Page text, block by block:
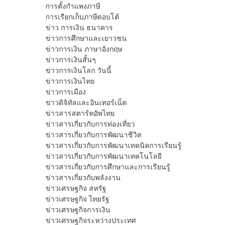
การตั้งกำแพงภาษี
การเรียกเก็บภาษีตอบโต้
ข่าว การเงิน ธนาคาร
ข่าวการศึกษาและเยาวชน
ข่าวการเงิน ภาษาอังกฤษ
ข่าวการเงินสั้นๆ
ข่าวการเงินโลก วันนี้
ข่าวการเงินไทย
ข่าวการเมือง
ข่าวดิจิทัลและอินเทอร์เน็ต
ข่าวสารสตาร์ทอัพไทย
ข่าวสารเกี่ยวกับการท่องเที่ยว
ข่าวสารเกี่ยวกับการพัฒนาชีวิต
ข่าวสารเกี่ยวกับการพัฒนาเทคนิคการเรียนรู้
ข่าวสารเกี่ยวกับการพัฒนาเทคโนโลยี
ข่าวสารเกี่ยวกับการศึกษาและการเรียนรู้
ข่าวสารเกี่ยวกับพลังงาน
ข่าวเศรษฐกิจ สหรัฐ
ข่าวเศรษฐกิจ ไทยรัฐ
ข่าวเศรษฐกิจการเงิน
ข่าวเศรษฐกิจระหว่างประเทศ